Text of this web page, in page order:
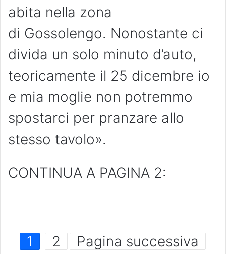
abita nella zona
di Gossolengo. Nonostante ci
divida un solo minuto d’auto,
teoricamente il 25 dicembre io
e mia moglie non potremmo
spostarci per pranzare allo
stesso tavolo».
CONTINUA A PAGINA 2:
1 2 Pagina successiva